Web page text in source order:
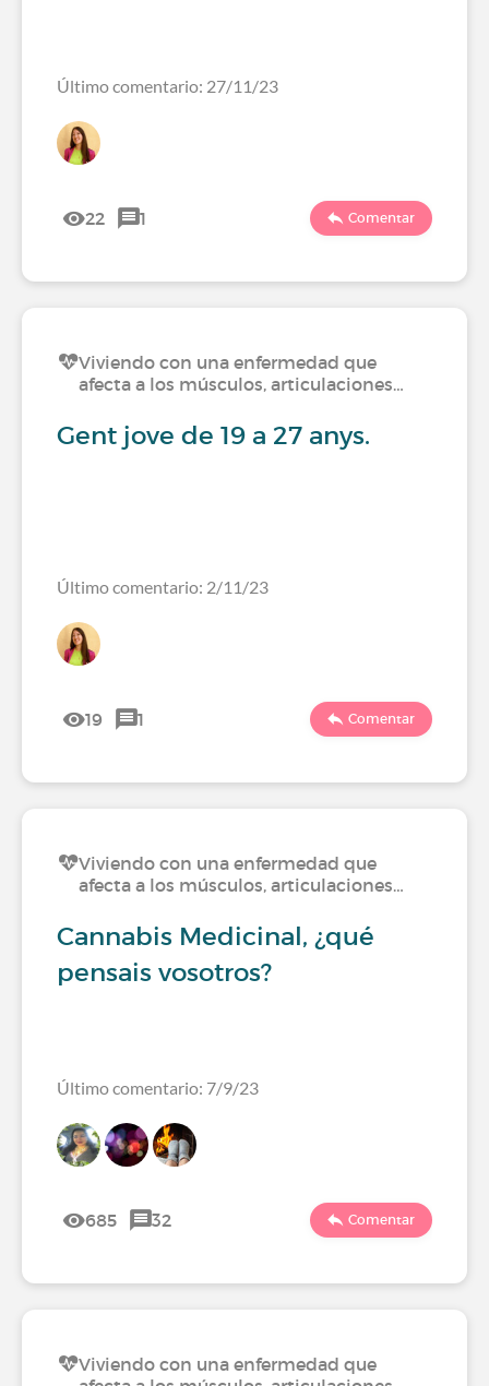
Último comentario: 27/11/23
22 1 Comentar
Viviendo con una enfermedad que
afecta a los músculos, articulaciones…
Gent jove de 19 a 27 anys.
Último comentario: 2/11/23
19 1 Comentar
Viviendo con una enfermedad que
afecta a los músculos, articulaciones…
Cannabis Medicinal, ¿qué
pensais vosotros?
Último comentario: 7/9/23
685 32 Comentar
Viviendo con una enfermedad que